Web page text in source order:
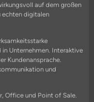
auf dem großen
echten digitalen
Unternehmen. Interaktive
Kundenansprache.
und
Office und Point of Sale.